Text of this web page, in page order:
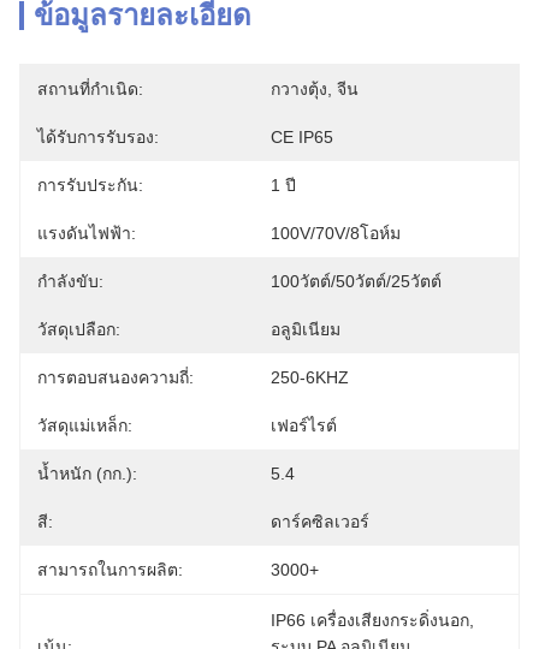
ข้อมูลรายละเอียด
สถานที่กำเนิด: กวางตุ้ง, จีน
ได้รับการรับรอง: CE IP65
การรับประกัน: 1 ปี
แรงดันไฟฟ้า: 100V/70V/8โอห์ม
กำลังขับ: 100วัตต์/50วัตต์/25วัตต์
วัสดุเปลือก: อลูมิเนียม
การตอบสนองความถี่: 250-6KHZ
วัสดุแม่เหล็ก: เฟอร์ไรต์
น้ำหนัก (กก.): 5.4
สี: ดาร์คซิลเวอร์
สามารถในการผลิต: 3000+
IP66 เครื่องเสียงกระดิ่งนอก